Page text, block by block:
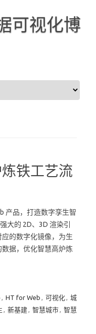
可视化博
content
铁工艺流
产品，打造数字孪生智
大的 2D、3D 渲染引
的数字化镜像，为生
据，优化智慧高炉炼
, HT for Web , 可视化, 城
, 新基建, 智慧城市, 智慧